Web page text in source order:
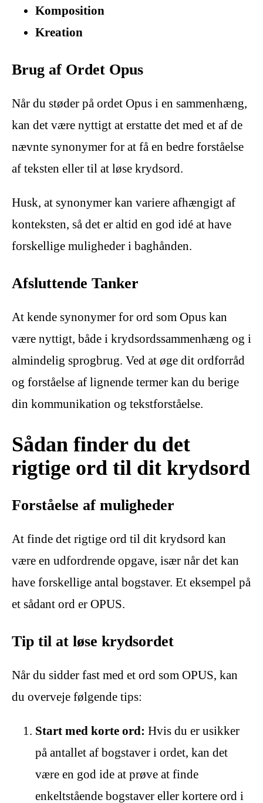
Komposition
Kreation
Brug af Ordet Opus
Når du støder på ordet Opus i en sammenhæng,
kan det være nyttigt at erstatte det med et af de
nævnte synonymer for at få en bedre forståelse
af teksten eller til at løse krydsord.
Husk, at synonymer kan variere afhængigt af
konteksten, så det er altid en god idé at have
forskellige muligheder i baghånden.
Afsluttende Tanker
At kende synonymer for ord som Opus kan
være nyttigt, både i krydsordssammenhæng og i
almindelig sprogbrug. Ved at øge dit ordforråd
og forståelse af lignende termer kan du berige
din kommunikation og tekstforståelse.
Sådan finder du det
rigtige ord til dit krydsord
Forståelse af muligheder
At finde det rigtige ord til dit krydsord kan
være en udfordrende opgave, især når det kan
have forskellige antal bogstaver. Et eksempel på
et sådant ord er OPUS.
Tip til at løse krydsordet
Når du sidder fast med et ord som OPUS, kan
du overveje følgende tips:
Start med korte ord: Hvis du er usikker
på antallet af bogstaver i ordet, kan det
være en god ide at prøve at finde
enkeltstående bogstaver eller kortere ord i